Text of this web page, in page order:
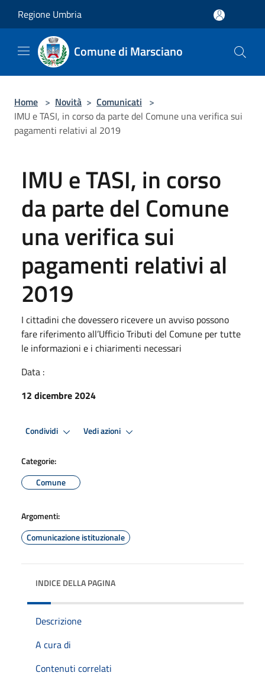
Regione Umbria
Comune di Marsciano
Home > Novità > Comunicati >
IMU e TASI, in corso da parte del Comune una verifica sui
pagamenti relativi al 2019
IMU e TASI, in corso
da parte del Comune
una verifica sui
pagamenti relativi al
2019
I cittadini che dovessero ricevere un avviso possono
fare riferimento all’Ufficio Tributi del Comune per tutte
le informazioni e i chiarimenti necessari
Data :
12 dicembre 2024
Condividi Vedi azioni
Categorie:
Comune
Argomenti:
Comunicazione istituzionale
INDICE DELLA PAGINA
Descrizione
A cura di
Contenuti correlati